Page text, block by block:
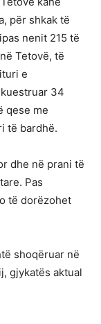
për shkak të
nenit 215 të
Tetovë, të
e
34
qese me
të bardhë.
dhe në prani të
Pas
të dorëzohet
shoqëruar në
gjykatës aktual